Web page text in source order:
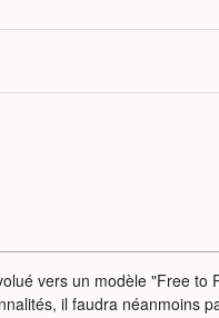
vers un modèle "Free to
il faudra néanmoins